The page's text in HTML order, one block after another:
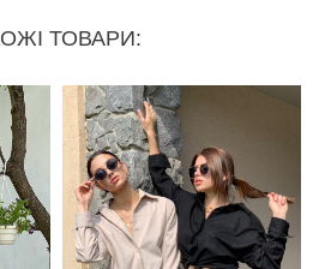
ТОВАРИ: